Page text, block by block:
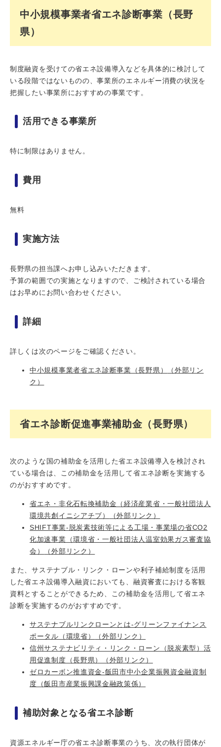
中小規模事業者省エネ診断事業（長野
県）
制度融資を受けての省エネ設備導入などを具体的に検討して
いる段階ではないものの、事業所のエネルギー消費の状況を
把握したい事業所におすすめの事業です。
活用できる事業所
特に制限はありません。
費用
無料
実施方法
長野県の担当課へお申し込みいただきます。
予算の範囲での実施となりますので、ご検討されている場合
はお早めにお問い合わせください。
詳細
詳しくは次のページをご確認ください。
中小規模事業者省エネ診断事業（長野県）
（外部リン
ク）
省エネ診断促進事業補助金（長野県）
次のような国の補助金を活用した省エネ設備導入を検討され
ている場合は、この補助金を活用して省エネ診断を実施する
のがおすすめです。
省エネ・非化石転換補助金（経済産業省・一般社団法人
環境共創イニシアチブ）
（外部リンク）
SHIFT事業-脱炭素技術等による工場・事業場の省CO2
化加速事業（環境省・一般社団法人温室効果ガス審査協
会）
（外部リンク）
また、サステナブル・リンク・ローンや利子補給制度を活用
した省エネ設備導入融資においても、融資審査における客観
資料とすることができるため、この補助金を活用して省エネ
診断を実施するのがおすすめです。
サステナブルリンクローンとは-グリーンファイナンス
ポータル（環境省）
（外部リンク）
信州サステナビリティ・リンク・ローン（脱炭素型）活
用促進制度（長野県）
（外部リンク）
ゼロカーボン推進資金-飯田市中小企業振興資金融資制
度（飯田市産業振興課金融政策係）
補助対象となる省エネ診断
資源エネルギー庁の省エネ診断事業のうち、次の執行団体が